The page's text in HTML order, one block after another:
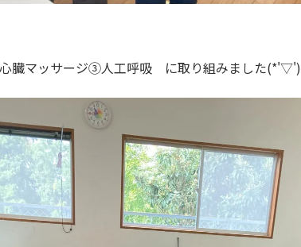
臓マッサージ③人工呼吸 に取り組みました(*'▽')